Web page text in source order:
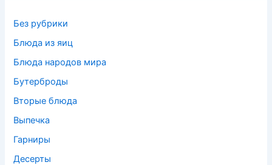
Без рубрики
Блюда из яиц
Блюда народов мира
Бутерброды
Вторые блюда
Выпечка
Гарниры
Десерты